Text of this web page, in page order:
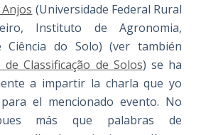
(Universidade Federal Rural
Instituto de Agronomia,
Ciência do Solo) (ver también
Classificação de Solos) se ha
a impartir la charla que yo
el mencionado evento. No
más que palabras de